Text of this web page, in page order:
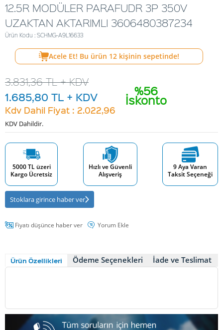
12.5R MODÜLER PARAFUDR 3P 350V
UZAKTAN AKTARIMLI 3606480387234
Ürün Kodu : SCHMG-A9L16633
Acele Et! Bu ürün 12 kişinin sepetinde!
%56
İskonto
3.831,36TL + KDV
1.685,80 TL + KDV
Kdv Dahil Fiyat : 2.022,96
KDV Dahildir.
5000 TL üzeri
Kargo Ücretsiz
Hızlı ve Güvenli
Alışveriş
9 Aya Varan
Taksit Seçeneği
Stoklara girince haber ver
Fiyatı düşünce haber ver Yorum Ekle
Ürün Özellikleri Ödeme Seçenekleri İade ve Teslimat